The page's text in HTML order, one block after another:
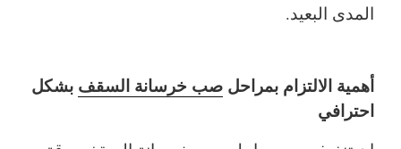
المدى البعيد.
أهمية الالتزام بمراحل صب خرسانة السقف بشكل
احترافي